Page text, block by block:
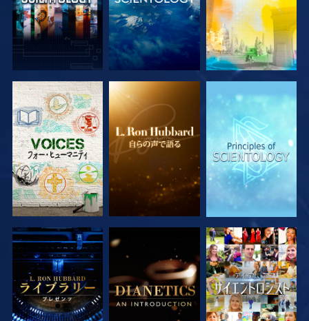
シリーズを探求 シリーズを探求 シリーズを探求
シリーズを探求 シリーズを探求 観る